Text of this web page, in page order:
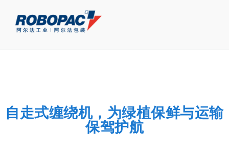
自走式缠绕机，为绿植保鲜与运输
保驾护航